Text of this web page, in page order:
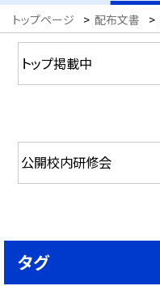
トップページ > 配布文書 >
タグ